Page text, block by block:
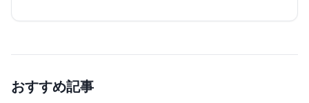
おすすめ記事